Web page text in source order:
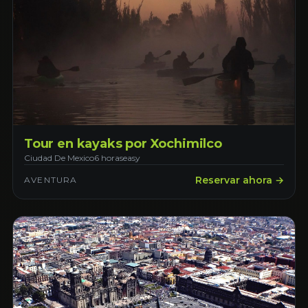
Tour en kayaks por Xochimilco
Ciudad De Mexico6 horaseasy
AVENTURA Reservar ahora →